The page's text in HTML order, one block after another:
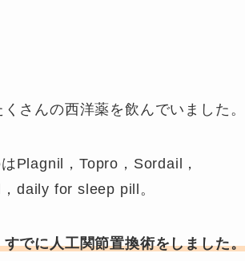
さんの西洋薬を飲んでいました。
Plagnil，Topro，Sordail，
daily for sleep pill。
でに人工関節置換術をしました。